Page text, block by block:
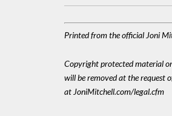
Printed from the official Joni
Copyright protected material
will be removed at the request
at JoniMitchell.com/legal.cfm